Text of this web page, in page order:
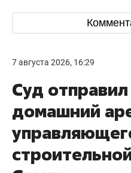
7 августа 2026, 16:29
Суд
домашний